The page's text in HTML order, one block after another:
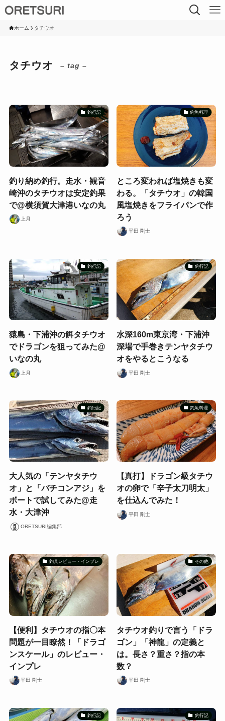
ホーム タチウオ
タチウオ – tag –
釣行記
釣り納め釣行。走水・観音
崎沖のタチウオは安定釣果
で@横須賀大津港いなの丸
上月
釣魚料理
ところ変われば塩焼きも変
わる。「タチウオ」の韓国
風塩焼きをフライパンで作
ろう
平田 剛士
釣行記
猿島・下浦沖の餌タチウオ
でドラゴンを狙ってみた@
いなの丸
上月
釣行記
水深160m東京湾・下浦沖
深場で手巻きテンヤタチウ
オをやるとこうなる
平田 剛士
釣行記
大人気の「テンヤタチウ
オ」と「バチコンアジ」を
ボートで試してみた@走
水・大津沖
ORETSURI編集部
釣魚料理
【真打】ドラゴン級タチウ
オの卵で「辛子太刀明太」
を仕込んでみた！
平田 剛士
釣具レビュー・インプレ
【便利】タチウオの指〇本
問題が一目瞭然！「ドラゴ
ンスケール」のレビュー・
インプレ
平田 剛士
その他
タチウオ釣りで言う「ドラ
ゴン」「神龍」の定義と
は。長さ？重さ？指の本
数？
平田 剛士
釣行記 釣行記